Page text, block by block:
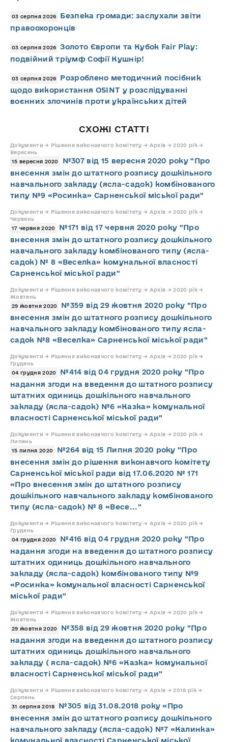
03 серпня 2026
Безпека громади: заслухали звіти
правоохоронців
03 серпня 2026
Золото Європи та Кубок Fair Play:
подвійний тріумф Софії Кушнір!
03 серпня 2026
Розроблено методичний посібник
щодо використання OSINT у розслідуванні
воєнних злочинів проти українських дітей
СХОЖІ СТАТТІ
Документи → Рішення виконавчого комітету → Архів → 2020 рік →
Вересень
15 вересня 2020
№307 від 15 вересня 2020 року "Про
внесення змін до штатного розпису дошкільного
навчального закладу (ясла-садок) комбінованого
типу №9 «Росинка» Сарненської міської ради"
Документи → Рішення виконавчого комітету → Архів → 2020 рік →
Червень
17 червня 2020
№171 від 17 червня 2020 року "Про
внесення змін до штатного розпису дошкільного
навчального закладу комбінованого типу (ясла-
садок) № 8 «Веселка» комунальної власності
Сарненської міської ради"
Документи → Рішення виконавчого комітету → Архів → 2020 рік →
Жовтень
29 жовтня 2020
№359 від 29 жовтня 2020 року "Про
внесення змін до штатного розпису дошкільного
навчального закладу комбінованого типу ясла-
садок №8 «Веселка» Сарненської міської ради"
Документи → Рішення виконавчого комітету → Архів → 2020 рік →
Грудень
04 грудня 2020
№414 від 04 грудня 2020 року "Про
надання згоди на введення до штатного розпису
штатних одиниць дошкільного навчального
закладу (ясла-садок) №6 «Казка» комунальної
власності Сарненської міської ради"
Документи → Рішення виконавчого комітету → Архів → 2020 рік →
Липень
15 липня 2020
№264 від 15 Липня 2020 року "Про
внесення змін до рішення виконавчого комітету
Сарненської міської ради від 17.06.2020 № 171
«Про внесення змін до штатного розпису
дошкільного навчального закладу комбінованого
типу (ясла-садок) № 8 «Весе..."
Документи → Рішення виконавчого комітету → Архів → 2020 рік →
Грудень
04 грудня 2020
№416 від 04 грудня 2020 року "Про
надання згоди на введення до штатного розпису
штатних одиниць дошкільного навчального
закладу (ясла-садок) комбінованого типу №9
«Росинка» комунальної власності Сарненської
міської ради"
Документи → Рішення виконавчого комітету → Архів → 2020 рік →
Жовтень
29 жовтня 2020
№358 від 29 жовтня 2020 року "Про
надання згоди на введення до штатного розпису
штатних одиниць дошкільного навчального
закладу ( ясла-садок) №6 «Казка» комунальної
власності Сарненської міської ради"
Документи → Рішення виконавчого комітету → Архів → 2018 рік →
Серпень
31 серпня 2018
№305 від 31.08.2018 року «Про
внесення змін до штатного розпису дошкільного
навчального закладу (ясла-садок) №7 «Калинка»
комунальної власності Сарненської міської